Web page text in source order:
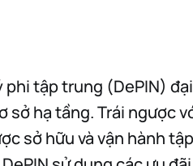
tập trung (DePIN)
sở hạ tầng. Trái ngược
sở hữu và vận hành